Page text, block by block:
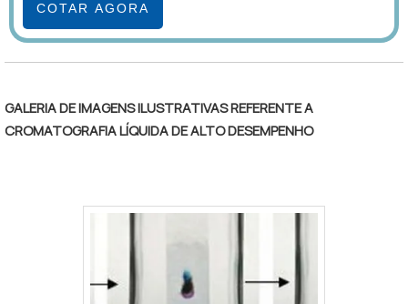
COTAR AGORA
GALERIA DE IMAGENS ILUSTRATIVAS REFERENTE A
CROMATOGRAFIA LÍQUIDA DE ALTO DESEMPENHO